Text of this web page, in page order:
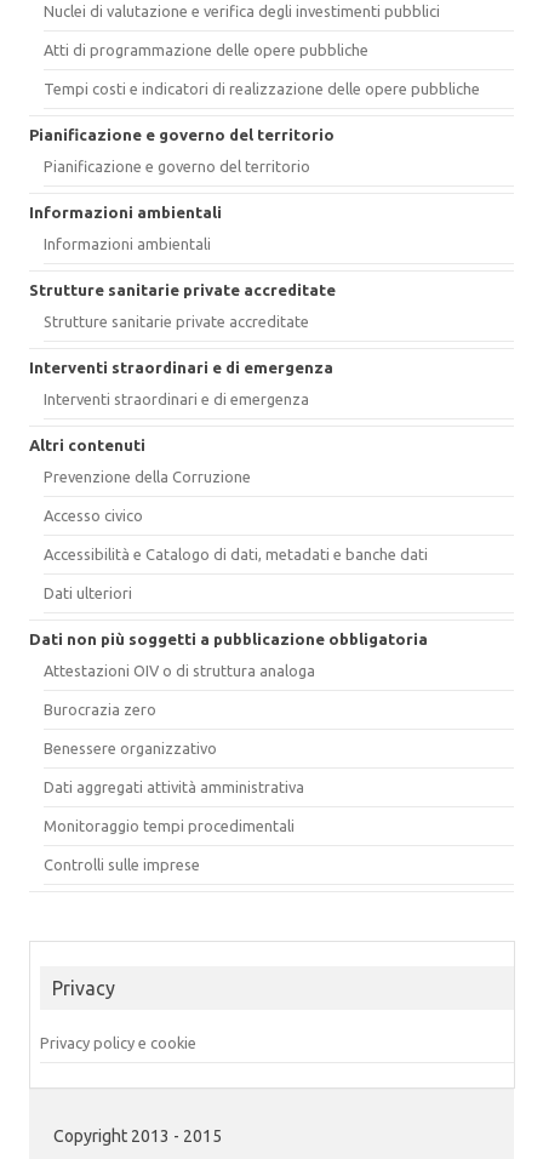
Nuclei di valutazione e verifica degli investimenti pubblici
Atti di programmazione delle opere pubbliche
Tempi costi e indicatori di realizzazione delle opere pubbliche
Pianificazione e governo del territorio
Pianificazione e governo del territorio
Informazioni ambientali
Informazioni ambientali
Strutture sanitarie private accreditate
Strutture sanitarie private accreditate
Interventi straordinari e di emergenza
Interventi straordinari e di emergenza
Altri contenuti
Prevenzione della Corruzione
Accesso civico
Accessibilità e Catalogo di dati, metadati e banche dati
Dati ulteriori
Dati non più soggetti a pubblicazione obbligatoria
Attestazioni OIV o di struttura analoga
Burocrazia zero
Benessere organizzativo
Dati aggregati attività amministrativa
Monitoraggio tempi procedimentali
Controlli sulle imprese
Privacy
Privacy policy e cookie
Copyright 2013 - 2015